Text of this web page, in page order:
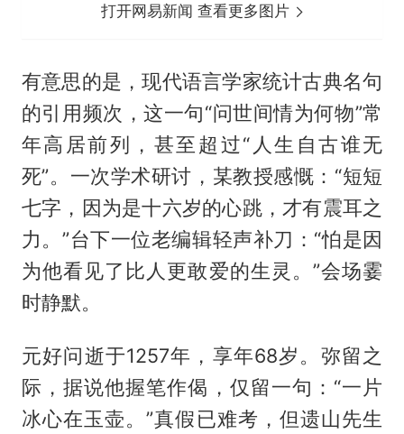
打开网易新闻 查看更多图片
有意思的是，现代语言学家统计古典名句
的引用频次，这一句“问世间情为何物”常
年高居前列，甚至超过“人生自古谁无
死”。一次学术研讨，某教授感慨：“短短
七字，因为是十六岁的心跳，才有震耳之
力。”台下一位老编辑轻声补刀：“怕是因
为他看见了比人更敢爱的生灵。”会场霎
时静默。
元好问逝于1257年，享年68岁。弥留之
际，据说他握笔作偈，仅留一句：“一片
冰心在玉壶。”真假已难考，但遗山先生